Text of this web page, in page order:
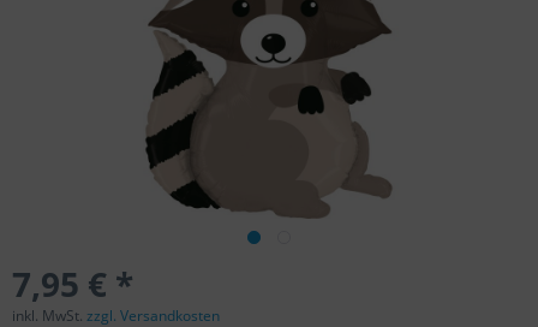
7,95 € *
inkl. MwSt. zzgl. Versandkosten